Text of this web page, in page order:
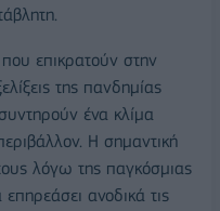
επικρατούν στην
της πανδημίας
ένα κλίμα
Η σημαντική
λόγω της παγκόσμιας
ανοδικά τις